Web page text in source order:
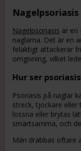
Nagelpsoriasis
Nagelpsoriasis är en
naglarna. Det är en
felaktigt attackerar
omgivning, vilket
Hur ser
Psoriasis på naglar
streck, tjockare eller
lossna eller brytas
smärtsamma, och
Män drabbas oftare